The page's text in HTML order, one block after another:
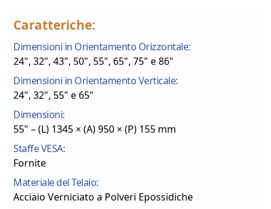
Caratteriche:
Dimensioni in Orientamento Orizzontale:
24", 32", 43", 50", 55", 65", 75" e 86"
Dimensioni in Orientamento Verticale:
24", 32", 55" e 65"
Dimensioni:
55" – (L) 1345 × (A) 950 × (P) 155 mm
Staffe VESA:
Fornite
Materiale del Telaio:
Acciaio Verniciato a Polveri Epossidiche